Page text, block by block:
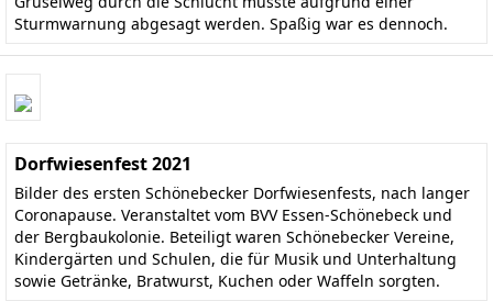
Sturmwarnung abgesagt werden. Spaßig war es dennoch.
Dorfwiesenfest 2021
Bilder des ersten Schönebecker Dorfwiesenfests, nach langer
Coronapause. Veranstaltet vom BVV Essen-Schönebeck und
der Bergbaukolonie. Beteiligt waren Schönebecker Vereine,
Kindergärten und Schulen, die für Musik und Unterhaltung
sowie Getränke, Bratwurst, Kuchen oder Waffeln sorgten.